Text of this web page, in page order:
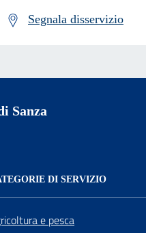
Segnala disservizio
Sanza
DI SERVIZIO
e pesca